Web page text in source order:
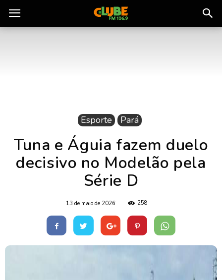
Rádio
Esporte Pará
Tuna e Águia fazem duelo
decisivo no Modelão pela
Série D
13 de maio de 2026 258